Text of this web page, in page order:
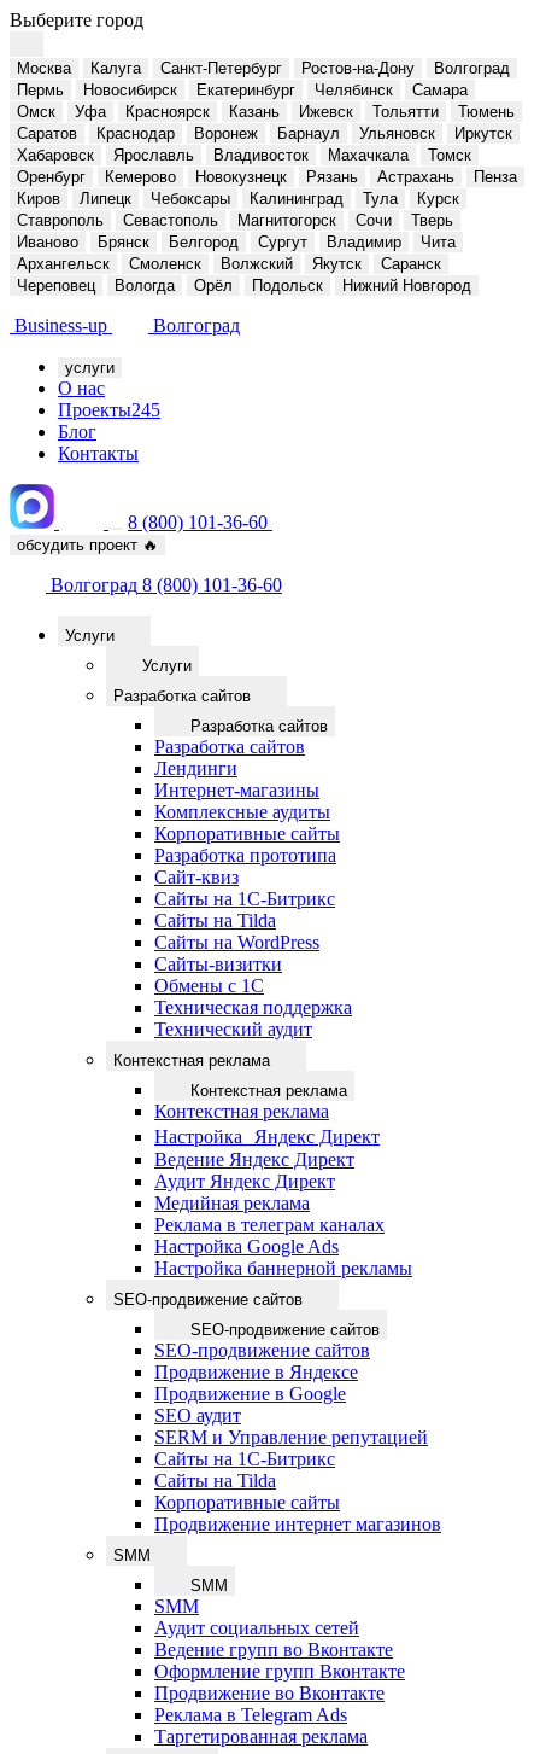
Выберите город
Москва Калуга Санкт-Петербург Ростов-на-Дону
Волгоград
Пермь
Новосибирск Екатеринбург Челябинск
Самара
Омск
Уфа Красноярск Казань Ижевск Тольятти
Тюмень
Саратов
Краснодар Воронеж Барнаул Ульяновск
Иркутск
Хабаровск
Ярославль Владивосток Махачкала
Томск
Оренбург
Кемерово Новокузнецк Рязань Астрахань
Пенза
Киров
Липецк Чебоксары Калининград Тула
Курск
Ставрополь
Севастополь Магнитогорск Сочи
Тверь
Иваново
Брянск Белгород Сургут Владимир
Чита
Архангельск
Смоленск Волжский Якутск
Саранск
Череповец
Вологда Орёл Подольск Нижний Новгород
Business-up Волгоград
услуги
О нас
Проекты245
Блог
Контакты
8 (800) 101-36-60
обсудить проект 🔥
Волгоград 8 (800) 101-36-60
Услуги
Услуги
Разработка сайтов
Разработка сайтов
Разработка сайтов
Лендинги
Интернет-магазины
Комплексные аудиты
Корпоративные сайты
Разработка прототипа
Сайт-квиз
Сайты на 1С-Битрикс
Сайты на Tilda
Сайты на WordPress
Сайты-визитки
Обмены с 1С
Техническая поддержка
Технический аудит
Контекстная реклама
Контекстная реклама
Контекстная реклама
Настройка Яндекс Директ
Ведение Яндекс Директ
Аудит Яндекс Директ
Медийная реклама
Реклама в телеграм каналах
Настройка Google Ads
Настройка баннерной рекламы
SEO-продвижение сайтов
SEO-продвижение сайтов
SEO-продвижение сайтов
Продвижение в Яндексе
Продвижение в Google
SEO аудит
SERM и Управление репутацией
Сайты на 1С-Битрикс
Сайты на Tilda
Корпоративные сайты
Продвижение интернет магазинов
SMM
SMM
SMM
Аудит социальных сетей
Ведение групп во Вконтакте
Оформление групп Вконтакте
Продвижение во Вконтакте
Реклама в Telegram Ads
Таргетированная реклама